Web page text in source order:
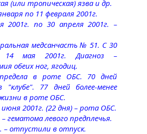
(или тропическая) язва и др.
по 11 февраля 2001г.
2001г. по 30 апреля 2001г. –
медсанчасть № 51. С 30
14 мая 2001г. Диагноз –
обеих ног, ягодиц.
в роте ОБС. 70 дней
"клубе". 77 дней более-менее
в роте ОБС.
2001г. (22 дня) – рота ОБС.
гематома левого предплечья.
– отпустили в отпуск.